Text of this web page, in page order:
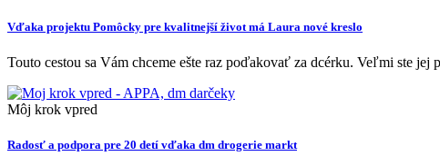
Vďaka projektu Pomôcky pre kvalitnejší život má Laura nové kreslo
Touto cestou sa Vám chceme ešte raz poďakovať za dcérku. Veľmi ste jej
Môj krok vpred
Radosť a podpora pre 20 detí vďaka dm drogerie markt